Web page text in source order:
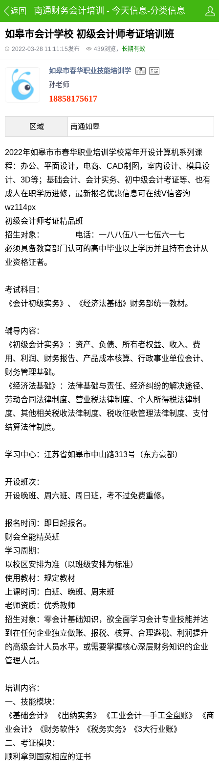
返回 南通财务会计培训 - 今天信息-分类信息
网-免费发布房产,租房,招聘,兼职及58同
如皋市会计学校 初级会计师考证培训班
2022-03-28 11:11:15发布 439浏览， 长期有效
如皋市春华职业技能培训学
孙老师
18858175617
区域 南通如皋
2022年如皋市市春华职业培训学校常年开设计算机系列课
程：办公、平面设计，电商、CAD制图，室内设计、模具设
计、3D等；基础会计、会计实务、初中级会计考证等、也有
成人在职学历进修，最新报名优惠信息可在线V信咨询
wz114px
初级会计师考证精品班
招生对象： 电话：一八八伍八一七伍六一七
必须具备教育部门认可的高中毕业以上学历并且持有会计从
业资格证者。
考试科目：
《会计初级实务》、《经济法基础》财务部统一教材。
辅导内容：
《初级会计实务》：资产、负债、所有者权益、收入、费
用、利润、财务报告、产品成本核算、行政事业单位会计、
财务管理基础。
《经济法基础》：法律基础与责任、经济纠纷的解决途径、
劳动合同法律制度、营业税法律制度、个人所得税法律制
度、其他相关税收法律制度、税收征收管理法律制度、支付
结算法律制度。
学习中心：江苏省如皋市中山路313号（东方豪都）
开设班次：
开设晚班、周六班、周日班，考不过免费重修。
报名时间：即日起报名。
财会全能精英班
学习周期：
以校区安排为准（以班级安排为标准）
使用教材：规定教材
上课时间：白班、晚班、周末班
老师资质：优秀教师
招生对象：零会计基础知识，欲全面学习会计专业技能并达
到在任何企业独立做账、报税、核算、合理避税、利润提升
的高级会计人员水平。或需要掌握核心深层财务知识的企业
管理人员。
培训内容：
一、技能模块：
《基础会计》 《出纳实务》 《工业会计—手工全盘账》 《商
业会计》《财务软件》《税务实务》《3大行业账》
二、考证模块：
顺利拿到国家相应的证书